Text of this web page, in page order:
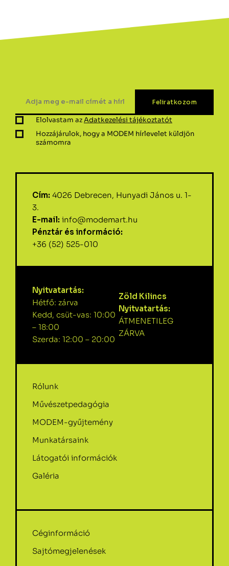
Elolvastam azAdatkezelési tájékoztatót
Hozzájárulok, hogy a MODEM hírlevelet küldjön
számomra
Cím: 4026 Debrecen, Hunyadi János u. 1-
3.
E-mail: info@modemart.hu
Pénztár és információ:
+36 (52) 525-010
Nyitvatartás:
Hétfő: zárva
Kedd, csüt-vas: 10:00
– 18:00
Szerda: 12:00 – 20:00
Zöld Kilincs
Nyitvatartás:
ÁTMENETILEG
ZÁRVA
Rólunk
Művészetpedagógia
MODEM-gyűjtemény
Munkatársaink
Látogatói információk
Galéria
Céginformáció
Sajtómegjelenések